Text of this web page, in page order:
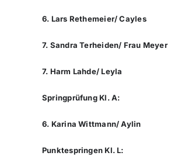
6. Lars Rethemeier/ Cayles
7. Sandra Terheiden/ Frau Meyer
7. Harm Lahde/ Leyla
Springprüfung Kl. A:
6. Karina Wittmann/ Aylin
Punktespringen Kl. L: